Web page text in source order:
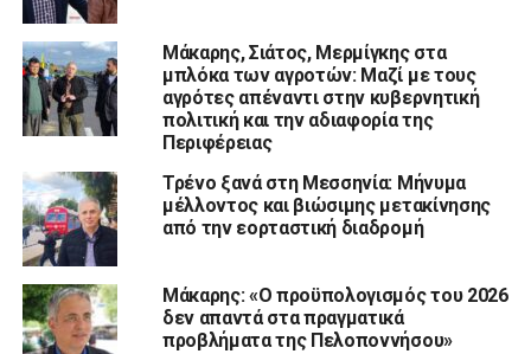
Μάκαρης, Σιάτος, Μερμίγκης στα
μπλόκα των αγροτών: Μαζί με τους
αγρότες απέναντι στην κυβερνητική
πολιτική και την αδιαφορία της
Περιφέρειας
Τρένο ξανά στη Μεσσηνία: Μήνυμα
μέλλοντος και βιώσιμης μετακίνησης
από την εορταστική διαδρομή
Μάκαρης: «Ο προϋπολογισμός του 2026
δεν απαντά στα πραγματικά
προβλήματα της Πελοποννήσου»